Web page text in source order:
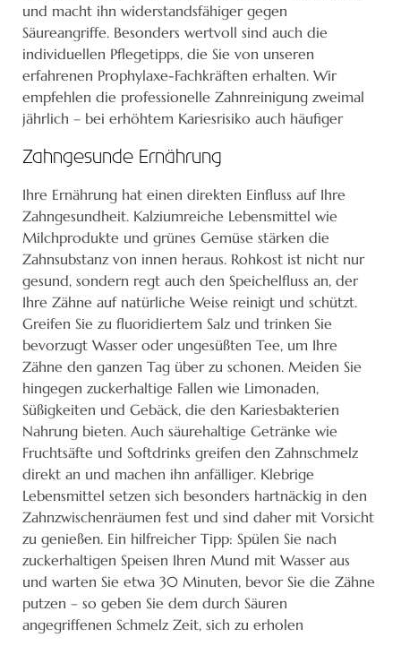
und macht ihn widerstandsfähiger gegen
Säureangriffe. Besonders wertvoll sind auch die
individuellen Pflegetipps, die Sie von unseren
erfahrenen Prophylaxe-Fachkräften erhalten. Wir
empfehlen die professionelle Zahnreinigung zweimal
jährlich – bei erhöhtem Kariesrisiko auch häufiger
Zahngesunde Ernährung
Ihre Ernährung hat einen direkten Einfluss auf Ihre
Zahngesundheit. Kalziumreiche Lebensmittel wie
Milchprodukte und grünes Gemüse stärken die
Zahnsubstanz von innen heraus. Rohkost ist nicht nur
gesund, sondern regt auch den Speichelfluss an, der
Ihre Zähne auf natürliche Weise reinigt und schützt.
Greifen Sie zu fluoridiertem Salz und trinken Sie
bevorzugt Wasser oder ungesüßten Tee, um Ihre
Zähne den ganzen Tag über zu schonen. Meiden Sie
hingegen zuckerhaltige Fallen wie Limonaden,
Süßigkeiten und Gebäck, die den Kariesbakterien
Nahrung bieten. Auch säurehaltige Getränke wie
Fruchtsäfte und Softdrinks greifen den Zahnschmelz
direkt an und machen ihn anfälliger. Klebrige
Lebensmittel setzen sich besonders hartnäckig in den
Zahnzwischenräumen fest und sind daher mit Vorsicht
zu genießen. Ein hilfreicher Tipp: Spülen Sie nach
zuckerhaltigen Speisen Ihren Mund mit Wasser aus
und warten Sie etwa 30 Minuten, bevor Sie die Zähne
putzen – so geben Sie dem durch Säuren
angegriffenen Schmelz Zeit, sich zu erholen